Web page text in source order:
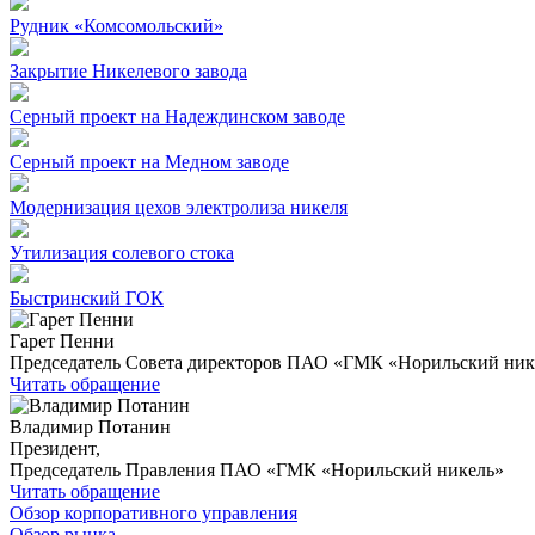
Рудник «Комсомольский»
Закрытие Никелевого завода
Серный проект на Надеждинском заводе
Серный проект на Медном заводе
Модернизация цехов электролиза никеля
Утилизация солевого стока
Быстринский ГОК
Гарет Пенни
Председатель Совета директоров ПАО «ГМК «Норильский
Читать обращение
Владимир Потанин
Президент,
Председатель Правления ПАО «ГМК «Норильский никель»
Читать обращение
Обзор корпоративного управления